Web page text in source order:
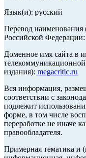
Язык(и): русский
Перевод наименования
Российской
Доменное имя сайта в
телекоммуникационной
издания): megacritic.ru
Вся информация,
соответствии с
подлежит
форме, в том числе
переработке не иначе
правообладателя.
Примерная тематика и